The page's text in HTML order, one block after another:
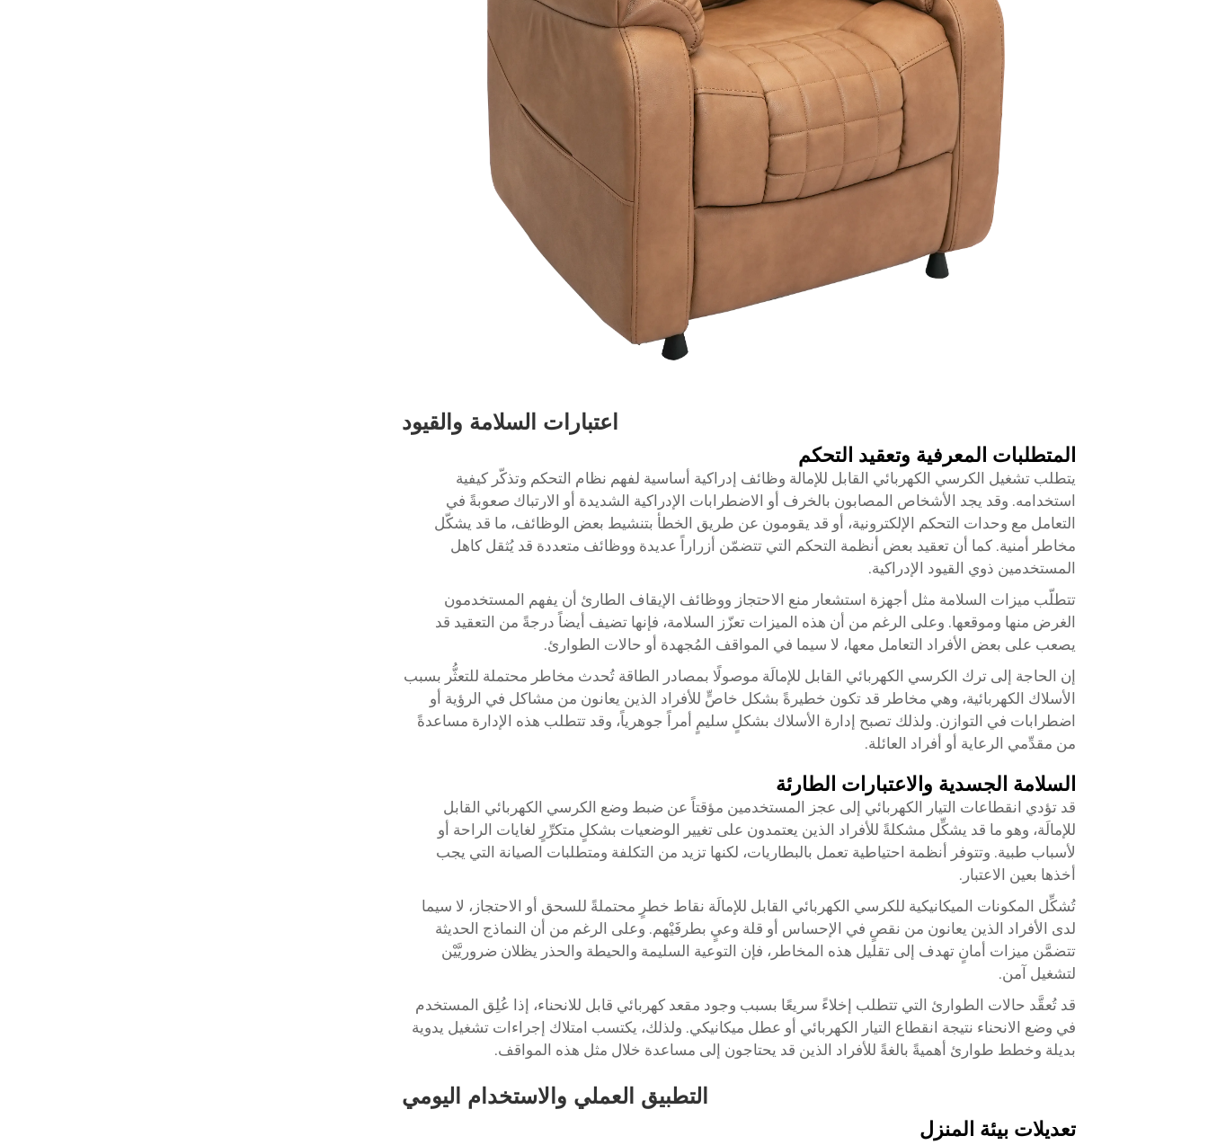
اعتبارات السلامة والقيود
المتطلبات المعرفية وتعقيد التحكم
يتطلب تشغيل الكرسي الكهربائي القابل للإمالة وظائف إدراكية أساسية لفهم نظام التحكم وتذكّر كيفية
استخدامه. وقد يجد الأشخاص المصابون بالخرف أو الاضطرابات الإدراكية الشديدة أو الارتباك صعوبةً في
التعامل مع وحدات التحكم الإلكترونية، أو قد يقومون عن طريق الخطأ بتنشيط بعض الوظائف، ما قد يشكّل
مخاطر أمنية. كما أن تعقيد بعض أنظمة التحكم التي تتضمّن أزراراً عديدة ووظائف متعددة قد يُثقل كاهل
المستخدمين ذوي القيود الإدراكية.
تتطلّب ميزات السلامة مثل أجهزة استشعار منع الاحتجاز ووظائف الإيقاف الطارئ أن يفهم المستخدمون
الغرض منها وموقعها. وعلى الرغم من أن هذه الميزات تعزّز السلامة، فإنها تضيف أيضاً درجةً من التعقيد قد
يصعب على بعض الأفراد التعامل معها، لا سيما في المواقف المُجهدة أو حالات الطوارئ.
إن الحاجة إلى ترك الكرسي الكهربائي القابل للإمالَة موصولًا بمصادر الطاقة تُحدث مخاطر محتملة للتعثُّر بسبب
الأسلاك الكهربائية، وهي مخاطر قد تكون خطيرةً بشكل خاصٍّ للأفراد الذين يعانون من مشاكل في الرؤية أو
اضطرابات في التوازن. ولذلك تصبح إدارة الأسلاك بشكلٍ سليمٍ أمراً جوهرياً، وقد تتطلب هذه الإدارة مساعدةً
من مقدِّمي الرعاية أو أفراد العائلة.
السلامة الجسدية والاعتبارات الطارئة
قد تؤدي انقطاعات التيار الكهربائي إلى عجز المستخدمين مؤقتاً عن ضبط وضع الكرسي الكهربائي القابل
للإمالَة، وهو ما قد يشكِّل مشكلةً للأفراد الذين يعتمدون على تغيير الوضعيات بشكلٍ متكرِّرٍ لغايات الراحة أو
لأسباب طبية. وتتوفر أنظمة احتياطية تعمل بالبطاريات، لكنها تزيد من التكلفة ومتطلبات الصيانة التي يجب
أخذها بعين الاعتبار.
تُشكِّل المكونات الميكانيكية للكرسي الكهربائي القابل للإمالَة نقاط خطرٍ محتملةً للسحق أو الاحتجاز، لا سيما
لدى الأفراد الذين يعانون من نقصٍ في الإحساس أو قلة وعيٍ بطرفَيْهم. وعلى الرغم من أن النماذج الحديثة
تتضمَّن ميزات أمانٍ تهدف إلى تقليل هذه المخاطر، فإن التوعية السليمة والحيطة والحذر يظلان ضروريَّيْن
لتشغيل آمن.
قد تُعقَّد حالات الطوارئ التي تتطلب إخلاءً سريعًا بسبب وجود مقعد كهربائي قابل للانحناء، إذا عُلِق المستخدم
في وضع الانحناء نتيجة انقطاع التيار الكهربائي أو عطل ميكانيكي. ولذلك، يكتسب امتلاك إجراءات تشغيل يدوية
بديلة وخطط طوارئ أهميةً بالغةً للأفراد الذين قد يحتاجون إلى مساعدة خلال مثل هذه المواقف.
التطبيق العملي والاستخدام اليومي
تعديلات بيئة المنزل